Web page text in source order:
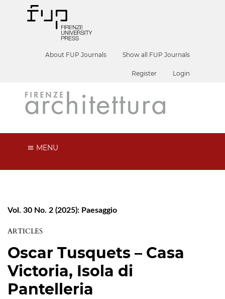
About FUP Journals Show all FUP Journals
Register Login
MENU
Vol. 30 No. 2 (2025): Paesaggio
ARTICLES
Oscar Tusquets – Casa
Victoria, Isola di
Pantelleria